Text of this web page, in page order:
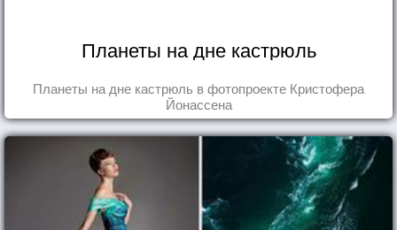
Планеты на дне кастрюль
Планеты на дне кастрюль в фотопроекте Кристофера
Йонассена